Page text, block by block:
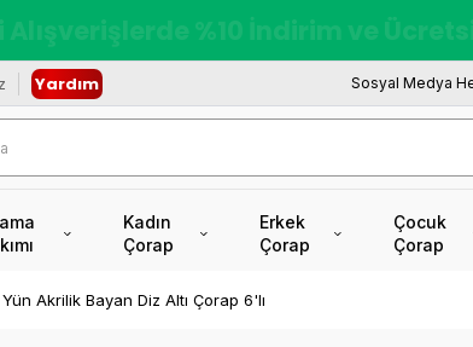
Vade Farksız +6 Taksit
Yardım Sosyal Medya
Kadın
Çorap
Erkek
Çorap
Çocuk
Çorap
Akrilik Bayan Diz Altı Çorap 6'lı